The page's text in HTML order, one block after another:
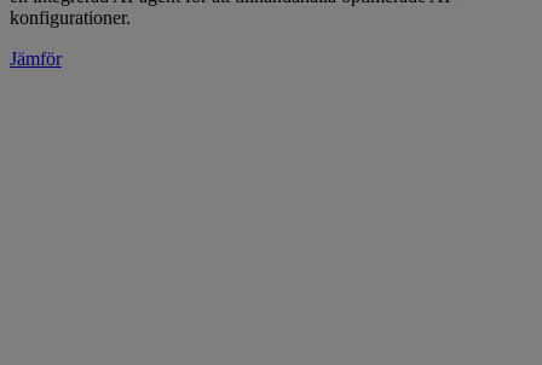
konfigurationer.
Jämför